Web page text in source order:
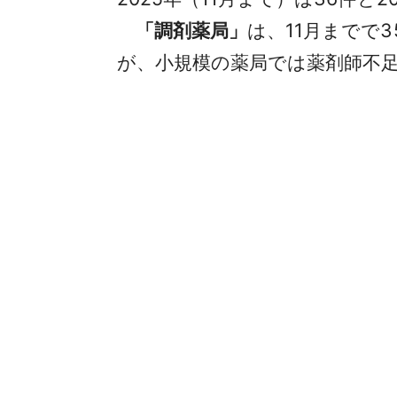
「調剤薬局」 は、11月までで
が、小規模の薬局では薬剤師不